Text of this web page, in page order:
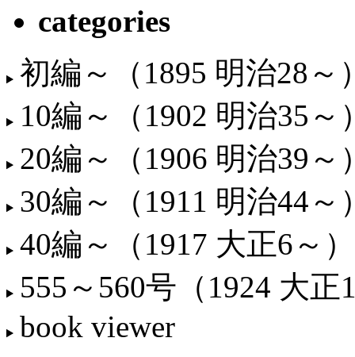
categories
初編～（1895 明治28～
10編～（1902 明治35～
20編～（1906 明治39～
30編～（1911 明治44～
40編～（1917 大正6～）
555～560号（1924 大正
book viewer